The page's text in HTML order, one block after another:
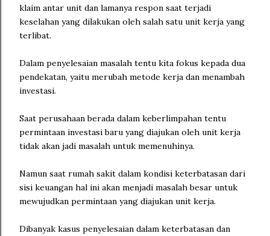
klaim antar unit dan lamanya respon saat terjadi
keselahan yang dilakukan oleh salah satu unit kerja yang
terlibat.
Dalam penyelesaian masalah tentu kita fokus kepada dua
pendekatan, yaitu merubah metode kerja dan menambah
investasi.
Saat perusahaan berada dalam keberlimpahan tentu
permintaan investasi baru yang diajukan oleh unit kerja
tidak akan jadi masalah untuk memenuhinya.
Namun saat rumah sakit dalam kondisi keterbatasan dari
sisi keuangan hal ini akan menjadi masalah besar untuk
mewujudkan permintaan yang diajukan unit kerja.
Dibanyak kasus penyelesaian dalam keterbatasan dan